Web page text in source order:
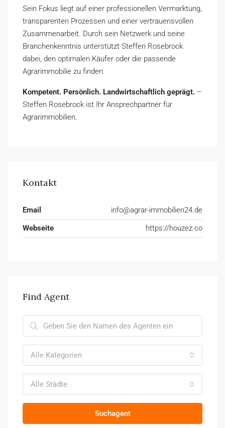
Sein Fokus liegt auf einer professionellen Vermarktung,
transparenten Prozessen und einer vertrauensvollen
Zusammenarbeit. Durch sein Netzwerk und seine
Branchenkenntnis unterstützt Steffen Rosebrock
dabei, den optimalen Käufer oder die passende
Agrarimmobilie zu finden.
Kompetent. Persönlich. Landwirtschaftlich geprägt. –
Steffen Rosebrock ist Ihr Ansprechpartner für
Agrarimmobilien.
Kontakt
Email
info@agrar-immobilien24.de
Webseite
https://houzez.co
Find Agent
Alle Kategorien
Alle Städte
Suchagent